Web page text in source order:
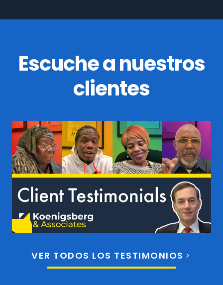
Escuche a nuestros
clientes
VER TODOS LOS TESTIMONIOS